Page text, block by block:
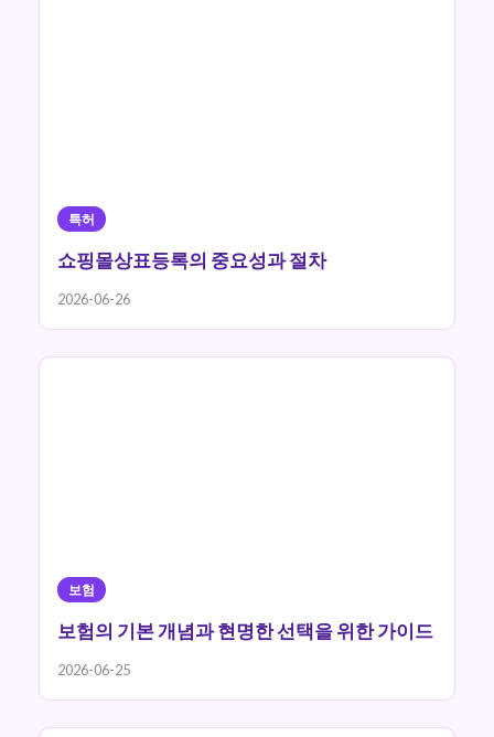
특허
쇼핑몰상표등록의 중요성과 절차
2026-06-26
보험
보험의 기본 개념과 현명한 선택을 위한 가이드
2026-06-25